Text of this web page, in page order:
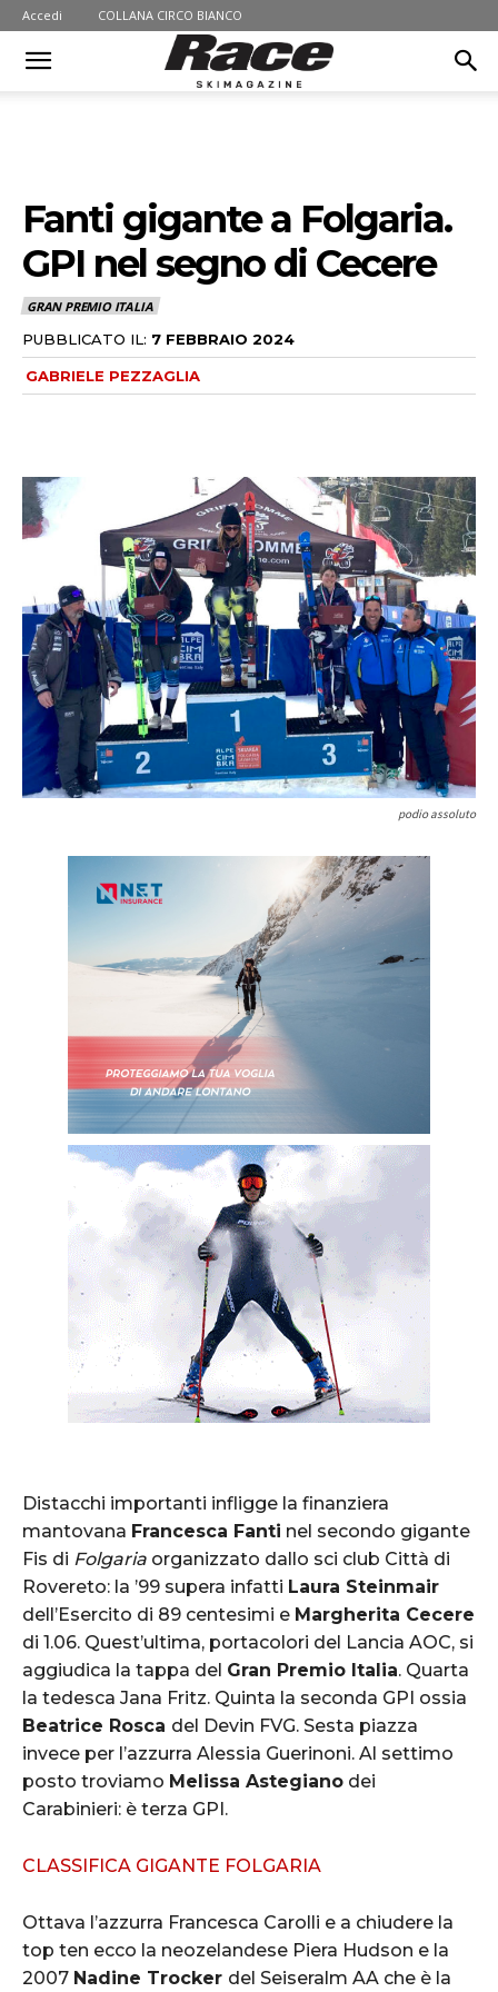
Accedi COLLANA CIRCO BIANCO
Fanti gigante a Folgaria.
GPI nel segno di Cecere
GRAN PREMIO ITALIA
PUBBLICATO IL: 7 FEBBRAIO 2024
GABRIELE PEZZAGLIA
podio assoluto
Distacchi importanti infligge la finanziera
mantovana Francesca Fanti nel secondo gigante
Fis di Folgaria organizzato dallo sci club Città di
Rovereto: la ’99 supera infatti Laura Steinmair
dell’Esercito di 89 centesimi e Margherita Cecere
di 1.06. Quest’ultima, portacolori del Lancia AOC, si
aggiudica la tappa del Gran Premio Italia. Quarta
la tedesca Jana Fritz. Quinta la seconda GPI ossia
Beatrice Rosca del Devin FVG. Sesta piazza
invece per l’azzurra Alessia Guerinoni. Al settimo
posto troviamo Melissa Astegiano dei
Carabinieri: è terza GPI.
CLASSIFICA GIGANTE FOLGARIA
Ottava l’azzurra Francesca Carolli e a chiudere la
top ten ecco la neozelandese Piera Hudson e la
2007 Nadine Trocker del Seiseralm AA che è la